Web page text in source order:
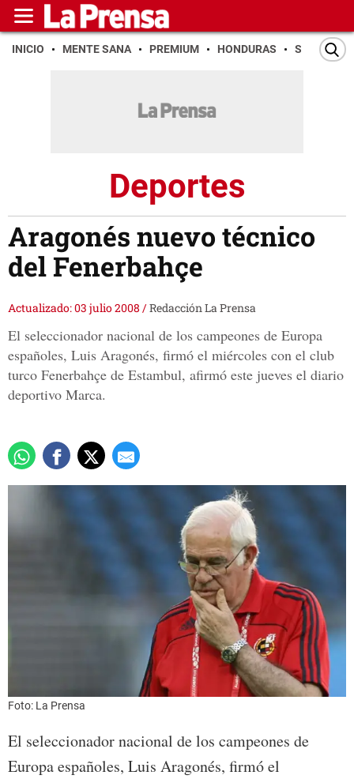
INICIO MENTE SANA PREMIUM HONDURAS SAN PEDRO
Deportes
Aragonés nuevo técnico
del Fenerbahçe
Actualizado: 03 julio 2008 /Redacción La Prensa
El seleccionador nacional de los campeones de Europa
españoles, Luis Aragonés, firmó el miércoles con el club
turco Fenerbahçe de Estambul, afirmó este jueves el diario
deportivo Marca.
Foto: La Prensa
El seleccionador nacional de los campeones de
Europa españoles, Luis Aragonés, firmó el